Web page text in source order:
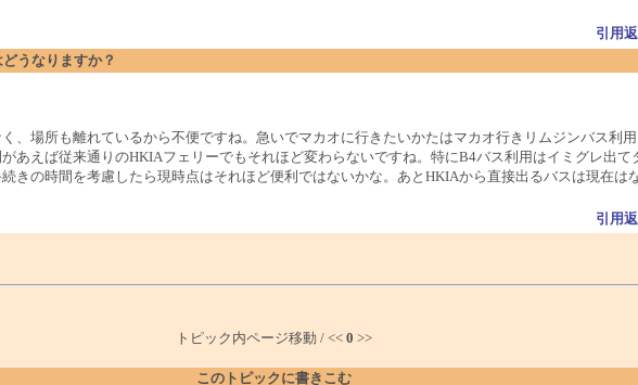
引用
うなりますか？
、場所も離れているから不便ですね。急いでマカオに行きたいかたはマカオ行きリムジンバス利
あえば従来通りのHKIAフェリーでもそれほど変わらないですね。特にB4バス利用はイミグレ出て
きの時間を考慮したら現時点はそれほど便利ではないかな。あとHKIAから直接出るバスは現在は
引用
トピック内ページ移動 / << 0 >>
このトピックに書きこむ